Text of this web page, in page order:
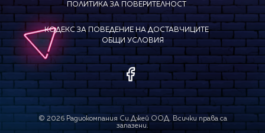
ПОЛИТИКА ЗА ПОВЕРИТЕЛНОСТ
КОДЕКС ЗА ПОВЕДЕНИЕ НА ДОСТАВЧИЦИТЕ
ОБЩИ УСЛОВИЯ
© 2026Радиокомпания Си.Джей ООД. Всички права са
запазени.